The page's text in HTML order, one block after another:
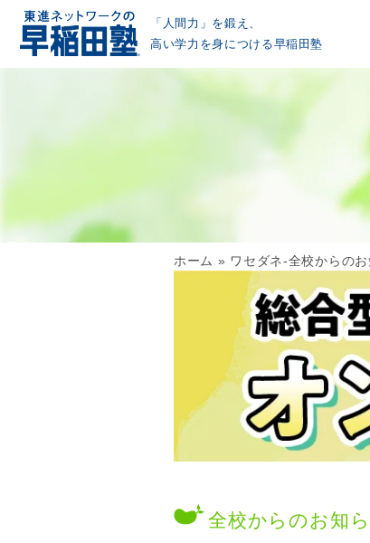
「人間力」を鍛え、
高い学力を身につける早稲田塾
ホーム » ワセダネ-全校からの
全校からのお知